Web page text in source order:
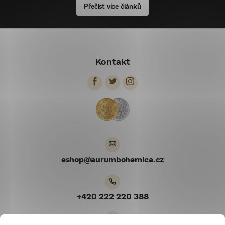
Přečíst více článků
Kontakt
eshop@aurumbohemica.cz
+420 222 220 388